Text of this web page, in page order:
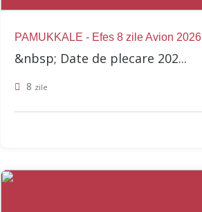
PAMUKKALE - Efes 8 zile Avion 2026
&nbsp; Date de plecare 202...
8 zile